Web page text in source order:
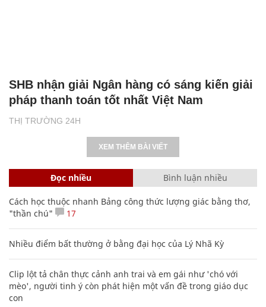
THỊ TRƯỜNG 24H
SHB nhận giải Ngân hàng có sáng kiến giải
pháp thanh toán tốt nhất Việt Nam
XEM THÊM BÀI VIẾT
Đọc nhiều Bình luận nhiều
Cách học thuộc nhanh Bảng công thức lượng giác bằng thơ,
"thần chú"
17
Nhiều điểm bất thường ở bằng đại học của Lý Nhã Kỳ
Clip lột tả chân thực cảnh anh trai và em gái như 'chó với
mèo', người tinh ý còn phát hiện một vấn đề trong giáo dục
con